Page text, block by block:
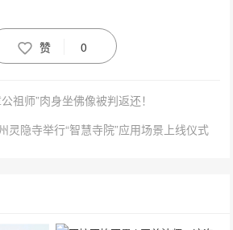
赞 0
祖师”肉身坐佛像被判返还！
灵隐寺举行“智慧寺院”应用场景上线仪式​